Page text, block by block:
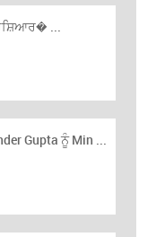
ਹੁਸ਼ਿਆਰ� ...
Gupta ਨੂੰ Min ...